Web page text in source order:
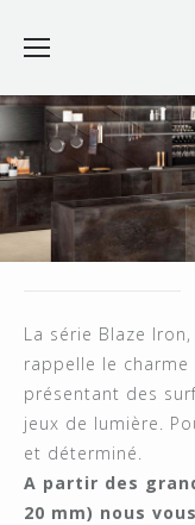
La série Blaze
rappelle le
présentant des
jeux de lumière.
et déterminé.
A partir des
20 mm) nous